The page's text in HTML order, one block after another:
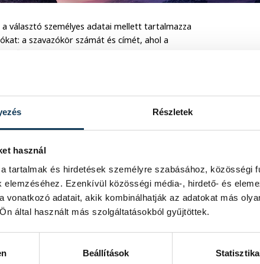
Részletek
használ
tartalmak és hirdetések személyre szabásához, közösségi
elemzéséhez. Ezenkívül közösségi média-, hirdető- és
vonatkozó adatait, akik kombinálhatják az adatokat más
által használt más szolgáltatásokból gyűjtöttek.
Beállítások
választó személyes adatai mellett tartalmazza
a szavazókör számát és címét, ahol a
továbbá tájékoztatást nyújt arról, mely
információkat tartalmaz a választási kérelmek
A postán megküldött választási értesítőket
segítik elő.
meg a választópolgároknak. Amennyiben
akkor a helyi választási irodától
értesítő bemutatása nem feltétele a